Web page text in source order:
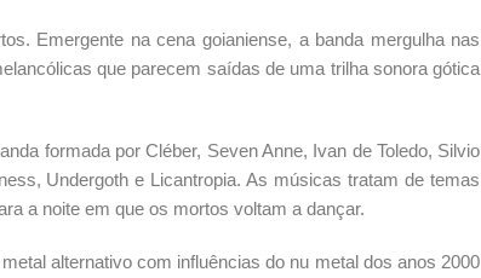
Emergente na cena goianiense, a banda mergulha nas
que parecem saídas de uma trilha sonora gótica
formada por Cléber, Seven Anne, Ivan de Toledo, Silvio
Undergoth e Licantropia. As músicas tratam de temas
a noite em que os mortos voltam a dançar.
alternativo com influências do nu metal dos anos 2000